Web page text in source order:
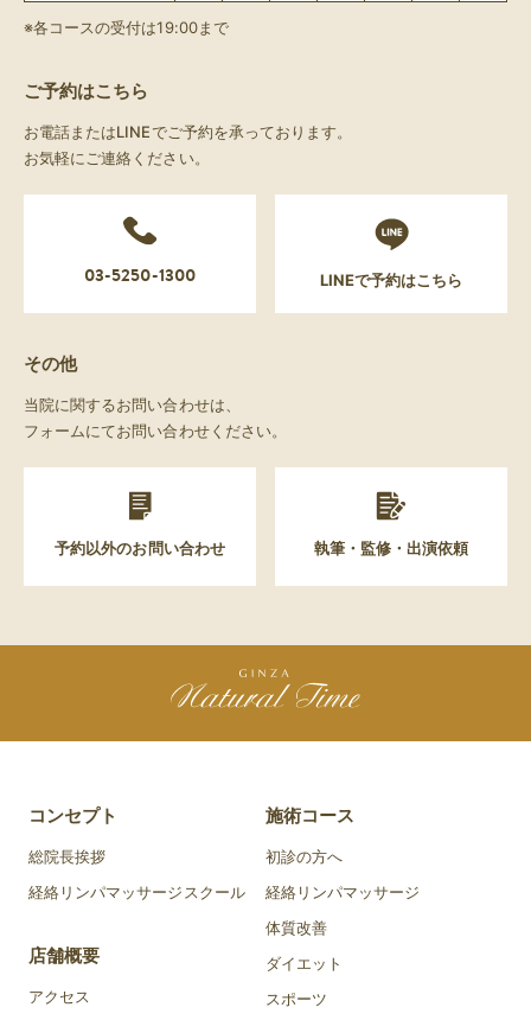
※各コースの受付は19:00まで
ご予約はこちら
お電話またはLINEでご予約を承っております。
お気軽にご連絡ください。
03-5250-1300 LINEで予約はこちら
その他
当院に関するお問い合わせは、
フォームにてお問い合わせください。
予約以外のお問い合わせ 執筆・監修・出演依頼
コンセプト
総院長挨拶
経絡リンパマッサージスクール
店舗概要
アクセス
施術コース
初診の方へ
経絡リンパマッサージ
体質改善
ダイエット
スポーツ